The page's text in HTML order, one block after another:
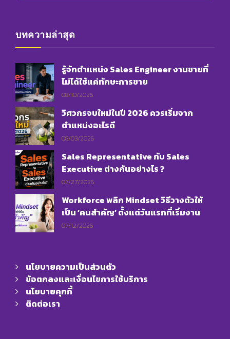
บทความล่าสุด
รู้จักตำแหน่ง Sales Engineer งานขายที่
ไม่ได้ใช้แค่ทักษะการขาย
08/10/2026
วิศวกรจบใหม่ในปี 2026 ควรเริ่มจาก
ตำแหน่งอะไรดี
08/03/2026
Sales Representative กับ Sales
Executive ต่างกันอย่างไร ?
07/27/2026
Workforce พลิก Mindset วิธีวางตัวให้
เป็น ‘คนสำคัญ’ ตั้งแต่วันแรกที่เริ่มงาน
07/12/2026
นโยบายความเป็นส่วนตัว
ข้อตกลงและเงื่อนไขการใช้บริการ
นโยบายคุกกี้
ติดต่อเรา